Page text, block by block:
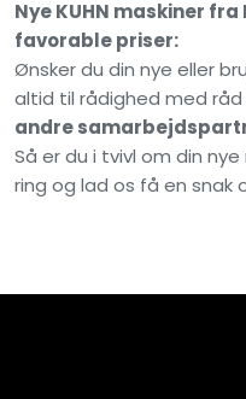
Nye KUHN maskiner
favorable priser:
Ønsker du din nye eller
altid til rådighed med råd
andre
Så er du i tvivl om din
ring og lad os få en snak